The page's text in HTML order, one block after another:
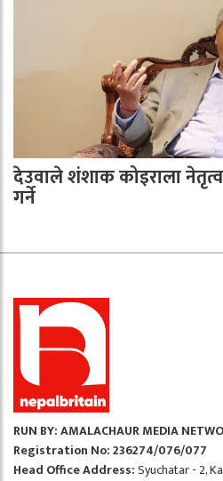
देउवाले शंशाक कोइराला
गर्ने
RUN BY: AMALACHAUR MEDIA
Registration No: 236274/076/077
Head Office Address:Syuchatar - 2,